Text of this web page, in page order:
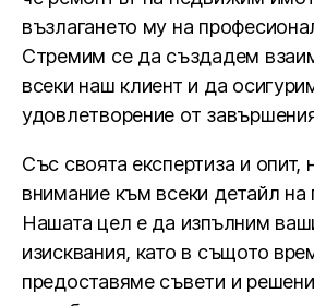
възлагането му на
Стремим се да създадем
всеки наш клиент и да
удовлетворение от
Със своята експертиза и опит,
внимание към всеки детайл на
Нашата цел е да изпълним
изисквания, като в същото
предоставяме съвети и